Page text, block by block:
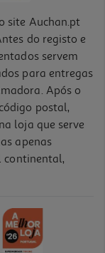
site Auchan.pt
do registo e
servem
para entregas
Após o
postal,
loja que serve
apenas
continental,